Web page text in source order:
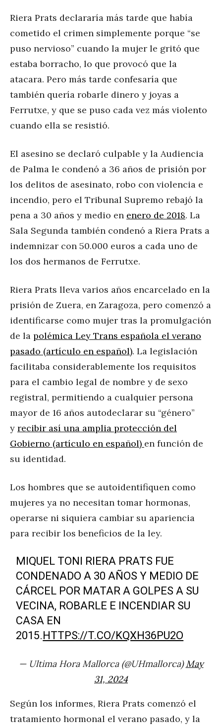
Riera Prats declararía más tarde que había
cometido el crimen simplemente porque “se
puso nervioso” cuando la mujer le gritó que
estaba borracho, lo que provocó que la
atacara. Pero más tarde confesaría que
también quería robarle dinero y joyas a
Ferrutxe, y que se puso cada vez más violento
cuando ella se resistió.
El asesino se declaró culpable y la Audiencia
de Palma le condenó a 36 años de prisión por
los delitos de asesinato, robo con violencia e
incendio, pero el Tribunal Supremo rebajó la
pena a 30 años y medio en enero de 2018. La
Sala Segunda también condenó a Riera Prats a
indemnizar con 50.000 euros a cada uno de
los dos hermanos de Ferrutxe.
Riera Prats lleva varios años encarcelado en la
prisión de Zuera, en Zaragoza, pero comenzó a
identificarse como mujer tras la promulgación
de la polémica Ley Trans española el verano
pasado (artículo en español). La legislación
facilitaba considerablemente los requisitos
para el cambio legal de nombre y de sexo
registral, permitiendo a cualquier persona
mayor de 16 años autodeclarar su “género”
y recibir así una amplia protección del
Gobierno (artículo en español) en función de
su identidad.
Los hombres que se autoidentifiquen como
mujeres ya no necesitan tomar hormonas,
operarse ni siquiera cambiar su apariencia
para recibir los beneficios de la ley.
MIQUEL TONI RIERA PRATS FUE
CONDENADO A 30 AÑOS Y MEDIO DE
CÁRCEL POR MATAR A GOLPES A SU
VECINA, ROBARLE E INCENDIAR SU
CASA EN
2015.HTTPS://T.CO/KQXH36PU2O
— Ultima Hora Mallorca (@UHmallorca)May
31, 2024
Según los informes, Riera Prats comenzó el
tratamiento hormonal el verano pasado, y la